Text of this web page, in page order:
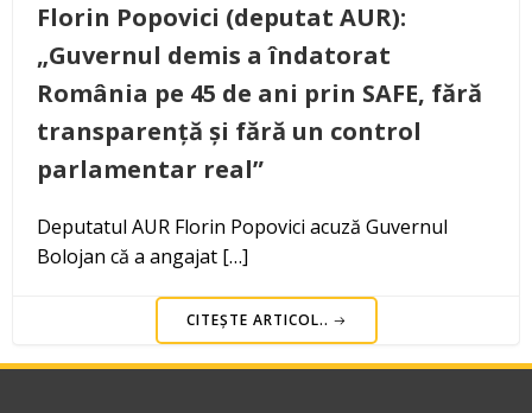
Florin Popovici (deputat AUR):
„Guvernul demis a îndatorat
România pe 45 de ani prin SAFE, fără
transparență și fără un control
parlamentar real”
Deputatul AUR Florin Popovici acuză Guvernul
Bolojan că a angajat […]
CITEȘTE ARTICOL..